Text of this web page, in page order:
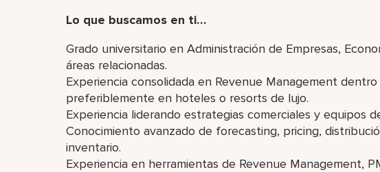
Lo que buscamos en ti…
Grado universitario en Administración de Empresas,
áreas relacionadas.
Experiencia consolidada en Revenue Management
preferiblemente en hoteles o resorts de lujo.
Experiencia liderando estrategias comerciales y equipos
Conocimiento avanzado de forecasting, pricing,
inventario.
Experiencia en herramientas de Revenue Management,